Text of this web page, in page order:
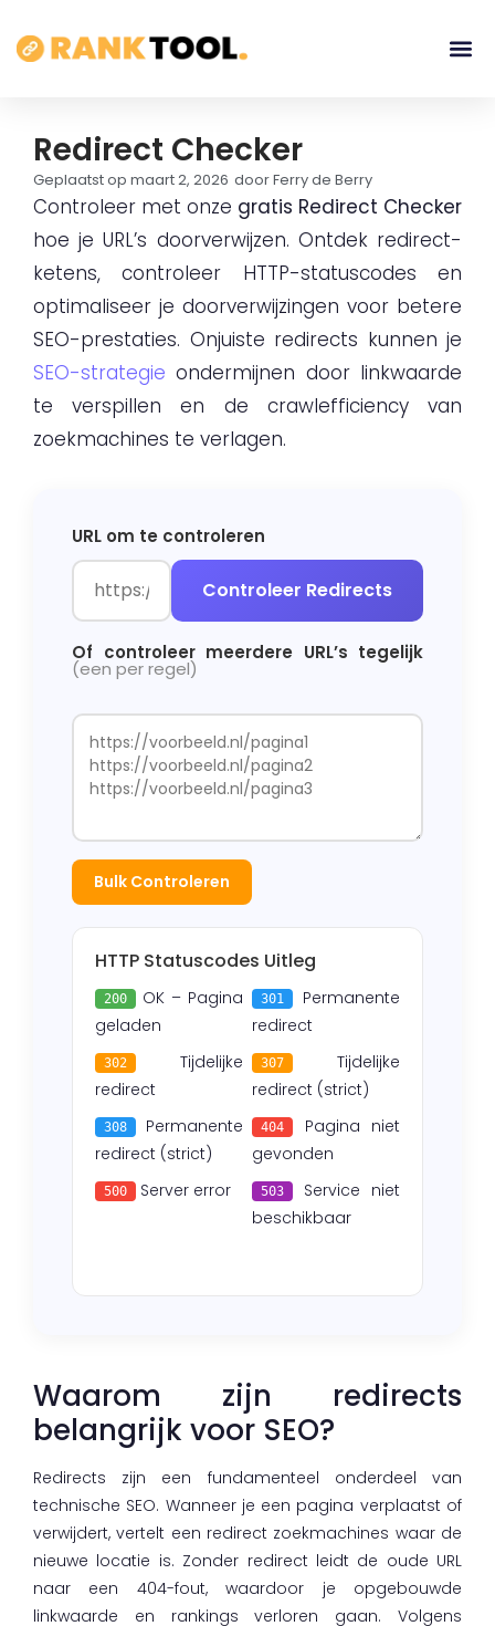
Redirect Checker
Geplaatst op maart 2, 2026 doorFerry de Berry
Controleer met onze gratis Redirect Checker
hoe je URL’s doorverwijzen. Ontdek redirect-
ketens, controleer HTTP-statuscodes en
optimaliseer je doorverwijzingen voor betere
SEO-prestaties. Onjuiste redirects kunnen je
SEO-strategie ondermijnen door linkwaarde
te verspillen en de crawlefficiency van
zoekmachines te verlagen.
URL om te controleren
Controleer Redirects
Of controleer meerdere URL’s tegelijk
(een per regel)
Bulk Controleren
HTTP Statuscodes Uitleg
200
OK – Pagina
geladen
301
Permanente
redirect
302
Tijdelijke
redirect
307
Tijdelijke
redirect (strict)
308
Permanente
redirect (strict)
404
Pagina niet
gevonden
500 Server error 503
Service niet
beschikbaar
Waarom zijn redirects
belangrijk voor SEO?
Redirects zijn een fundamenteel onderdeel van
technische SEO. Wanneer je een pagina verplaatst of
verwijdert, vertelt een redirect zoekmachines waar de
nieuwe locatie is. Zonder redirect leidt de oude URL
naar een 404-fout, waardoor je opgebouwde
linkwaarde en rankings verloren gaan. Volgens